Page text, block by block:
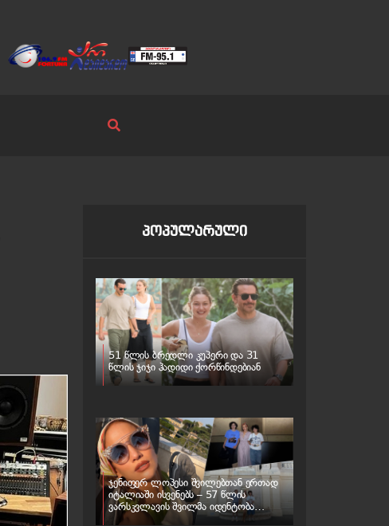
პოპულარული
51 წლის ბრედლი კუპერი და 31
წლის ჯიჯი ჰადიდი ქორწინდებიან
ჯენიფერ ლოპესი შვილებთან ერთად
იტალიაში ისვენებს – 57 წლის
ვარსკვლავის შვილმა იდენტობა
შეიცვალა